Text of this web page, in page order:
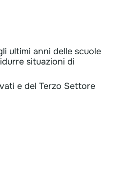
ultimi anni delle scuole
situazioni di
e del Terzo Settore